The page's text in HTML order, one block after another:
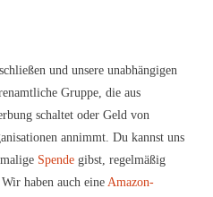
und unsere unabhängigen
Gruppe, die aus
schaltet oder Geld von
annimmt. Du kannst uns
Spendegibst, regelmäßig
haben auch eine Amazon-